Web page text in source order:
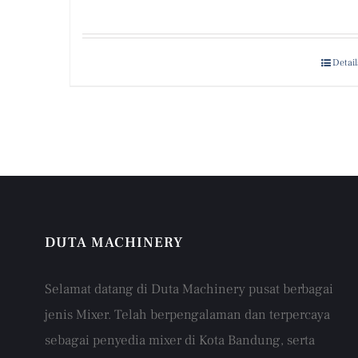
DUTA MACHINERY
Selamat datang di Duta Machinery pusat berbagai
jenis Mixer. Telah berpengalaman dan terpercaya
sebagai penyedia mixer di Kota Bandung, serta